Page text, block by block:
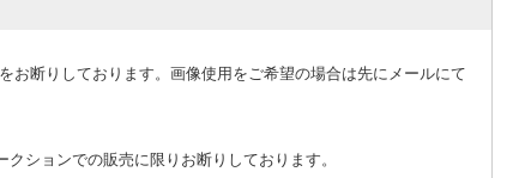
お断りしております。画像使用をご希望の場合は先にメールにて
ションでの販売に限りお断りしております。